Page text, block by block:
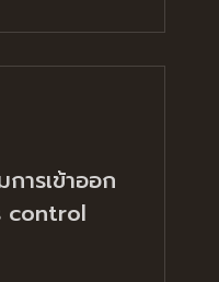
ารเข้าออก
control